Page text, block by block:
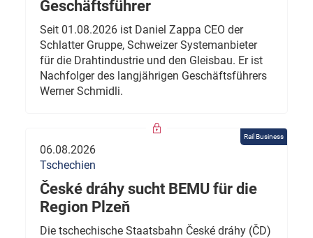
Geschäftsführer
Seit 01.08.2026 ist Daniel Zappa CEO der
Schlatter Gruppe, Schweizer Systemanbieter
für die Drahtindustrie und den Gleisbau. Er ist
Nachfolger des langjährigen Geschäftsführers
Werner Schmidli.
Rail Business
06.08.2026
Tschechien
České dráhy sucht BEMU für die
Region Plzeň
Die tschechische Staatsbahn České dráhy (ČD)